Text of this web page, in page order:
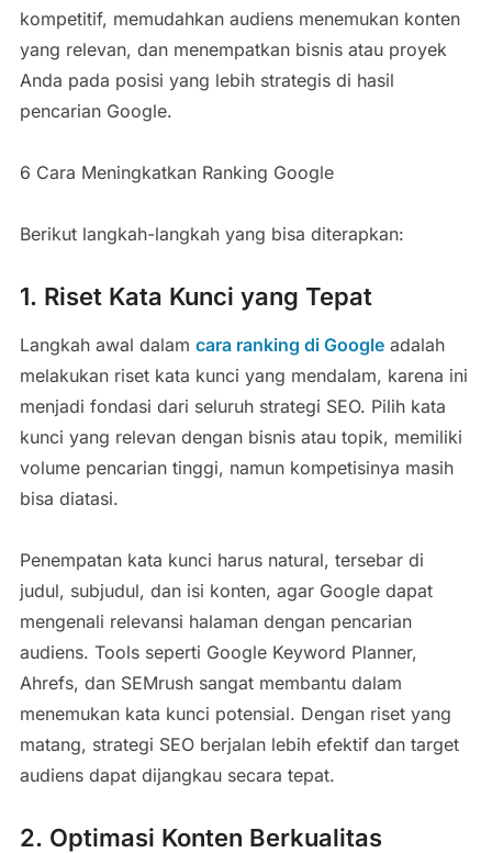
kompetitif, memudahkan audiens menemukan konten
yang relevan, dan menempatkan bisnis atau proyek
Anda pada posisi yang lebih strategis di hasil
pencarian Google.
6 Cara Meningkatkan Ranking Google
Berikut langkah-langkah yang bisa diterapkan:
1. Riset Kata Kunci yang Tepat
Langkah awal dalam cara ranking di Googleadalah
melakukan riset kata kunci yang mendalam, karena ini
menjadi fondasi dari seluruh strategi SEO. Pilih kata
kunci yang relevan dengan bisnis atau topik, memiliki
volume pencarian tinggi, namun kompetisinya masih
bisa diatasi.
Penempatan kata kunci harus natural, tersebar di
judul, subjudul, dan isi konten, agar Google dapat
mengenali relevansi halaman dengan pencarian
audiens. Tools seperti Google Keyword Planner,
Ahrefs, dan SEMrush sangat membantu dalam
menemukan kata kunci potensial. Dengan riset yang
matang, strategi SEO berjalan lebih efektif dan target
audiens dapat dijangkau secara tepat.
2. Optimasi Konten Berkualitas